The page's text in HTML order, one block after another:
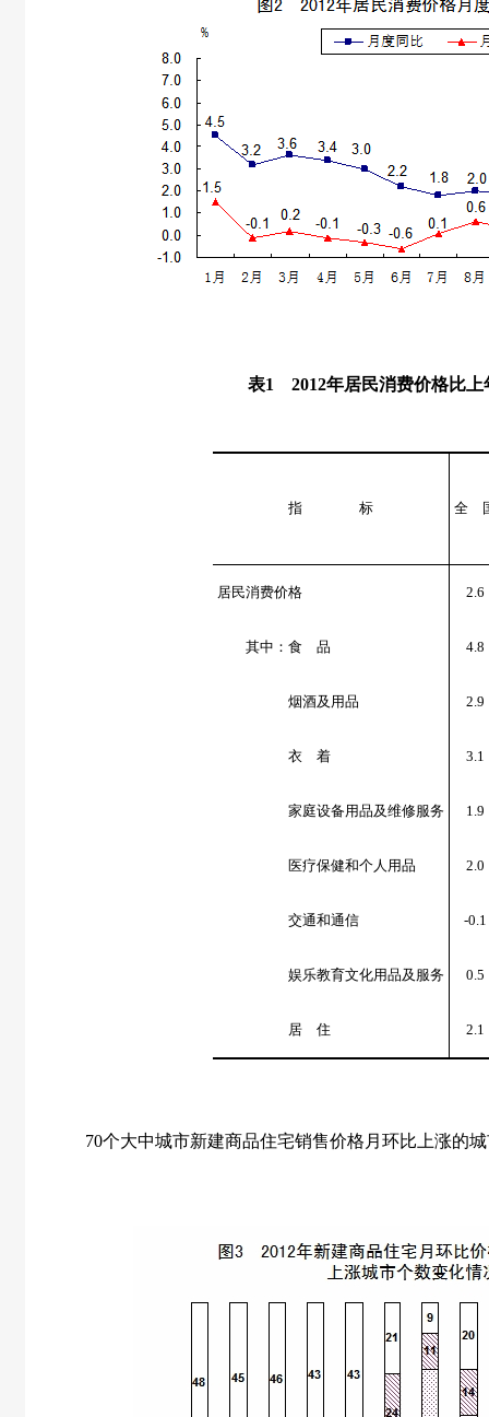
表1 2012年居民消费价格比上
指 标 全
居民消费价格 2.6
其中：食 品 4.8
烟酒及用品 2.9
衣 着 3.1
家庭设备用品及维修服务 1.9
医疗保健和个人用品 2.0
交通和通信 -0.1
娱乐教育文化用品及服务 0.5
居 住 2.1
70个大中城市新建商品住宅销售价格月环比上涨的